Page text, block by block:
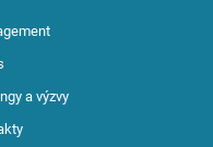
a výzvy